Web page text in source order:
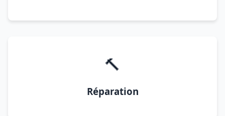
🔨
Réparation